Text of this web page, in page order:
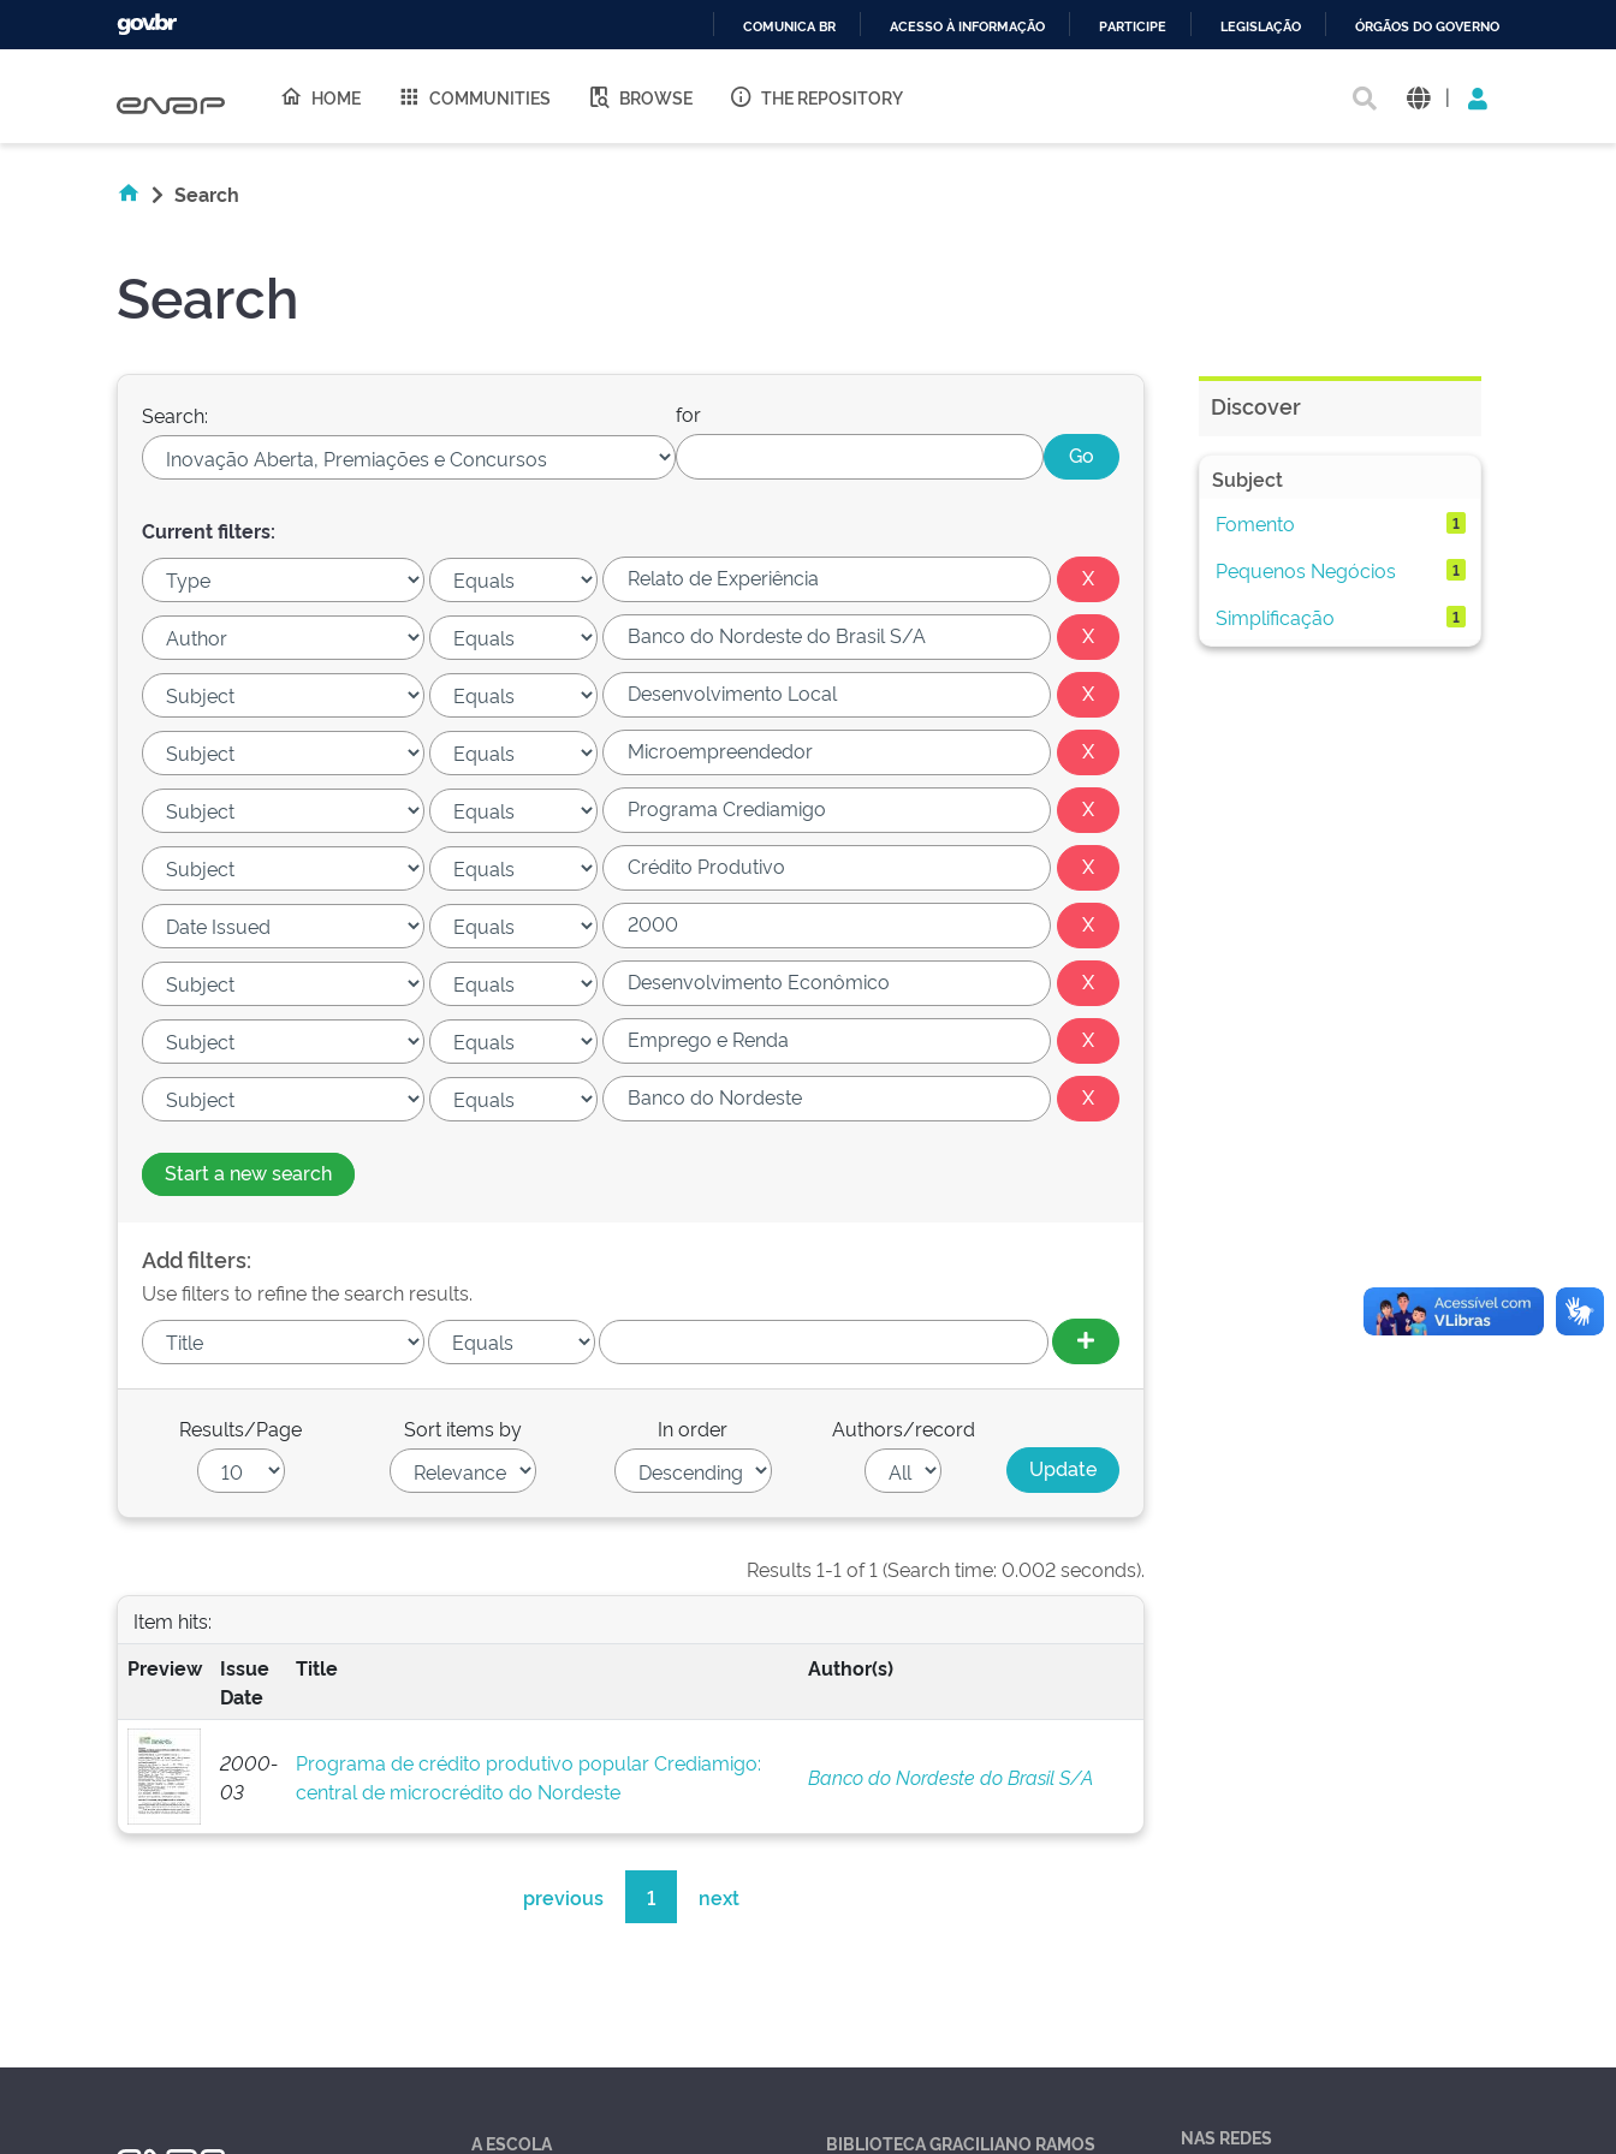
O
COMUNICA BR ACESSO À INFORMAÇÃO PARTICIPE LEGISLAÇÃO ÓRGÃOS DO GOVERNO
HOME COMMUNITIES BROWSE THE REPOSITORY |
Search
Search
Search: for
Current filters:
Start a new search
Add filters:
Use filters to refine the search results.
Results/Page Sort items by In order Authors/record
Results 1-1 of 1 (Search time: 0.002 seconds).
Item hits:
Preview
Issue
Date
Title Author(s)
2000-
03
Programa de crédito produtivo popular Crediamigo:
central de microcrédito do Nordeste
Banco do Nordeste do Brasil S/A
previous 1 next
Discover
Subject
Fomento
1
Pequenos Negócios 1
Simplificação 1
A ESCOLA BIBLIOTECA GRACILIANO RAMOS NAS REDES